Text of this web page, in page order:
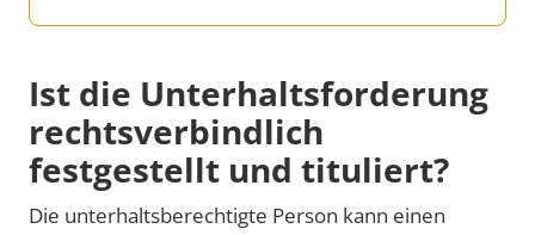
Ist die Unterhaltsforderung
rechtsverbindlich
festgestellt und tituliert?
Die unterhaltsberechtigte Person kann einen